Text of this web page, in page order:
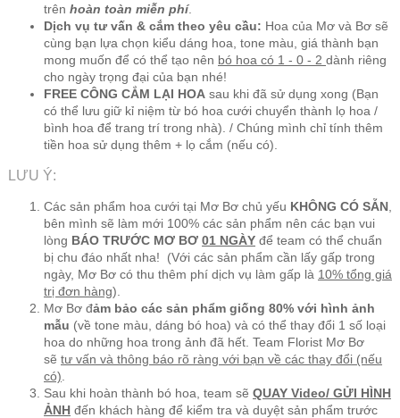
trên hoàn toàn miễn phí.
Dịch vụ tư vấn & cắm theo yêu cầu: Hoa của Mơ và Bơ sẽ
cùng bạn lựa chọn kiểu dáng hoa, tone màu, giá thành bạn
mong muốn để có thể tạo nên bó hoa có 1 - 0 - 2 dành riêng
cho ngày trọng đại của bạn nhé!
FREE CÔNG CẮM LẠI HOA sau khi đã sử dụng xong (Bạn
có thể lưu giữ kỉ niệm từ bó hoa cưới chuyển thành lọ hoa /
bình hoa để trang trí trong nhà). / Chúng mình chỉ tính thêm
tiền hoa sử dụng thêm + lọ cắm (nếu có).
LƯU Ý:
Các sản phẩm hoa cưới tại Mơ Bơ chủ yếu KHÔNG CÓ SẴN
bên mình sẽ làm mới 100% các sản phẩm nên các bạn vui
lòng BÁO TRƯỚC MƠ BƠ 01 NGÀY để team có thể chuẩn
bị chu đáo nhất nha! (Với các sản phẩm cần lấy gấp trong
ngày, Mơ Bơ có thu thêm phí dịch vụ làm gấp là 10% tổng giá
trị đơn hàng).
Mơ Bơ đảm bảo các sản phẩm giống 80% với hình ảnh
mẫu (về tone màu, dáng bó hoa) và có thể thay đổi 1 số loại
hoa do những hoa trong ảnh đã hết. Team Florist Mơ Bơ
sẽ tư vấn và thông báo rõ ràng với bạn về các thay đổi (nếu
có)
Sau khi hoàn thành bó hoa, team sẽ QUAY Video/ GỬI HÌNH
ẢNH đến khách hàng để kiểm tra và duyệt sản phẩm trước